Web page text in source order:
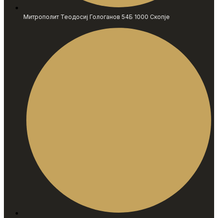
Митрополит Теодосиј Гологанов 54Б 1000 Скопје